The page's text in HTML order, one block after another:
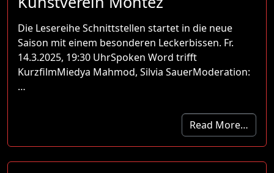
Die Lesereihe Schnittstellen startet in die neue
Saison mit einem besonderen Leckerbissen. Fr.
14.3.2025, 19:30 UhrSpoken Word trifft
KurzfilmMiedya Mahmod, Silvia SauerModeration:
…
Read More…